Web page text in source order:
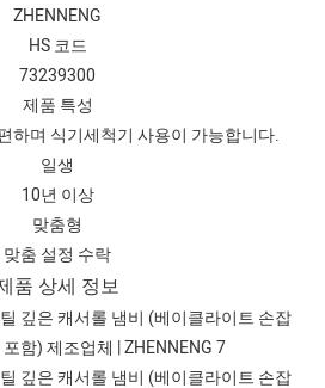
ZHENNENG
HS 코드
73239300
제품 특성
하며 식기세척기 사용이 가능합니다.
일생
10년 이상
맞춤형
맞춤 설정 수락
품 상세 정보